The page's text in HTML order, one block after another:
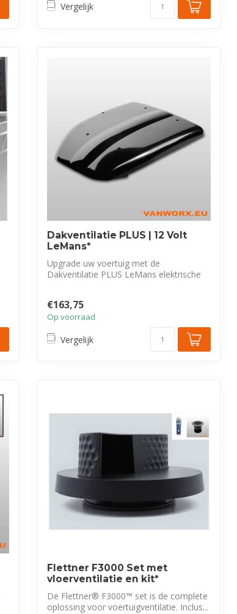
Vergelijk
Dakventilatie PLUS | 12 Volt
LeMans*
Upgrade uw voertuig met de
Dakventilatie PLUS LeMans elektrische
€163,75
Op voorraad
Vergelijk
Flettner F3000 Set met
vloerventilatie en kit*
De Flettner® F3000™ set is de complete
oplossing voor voertuigventilatie. Inclus...